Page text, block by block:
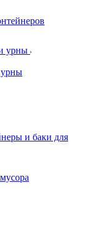
урны
и баки для